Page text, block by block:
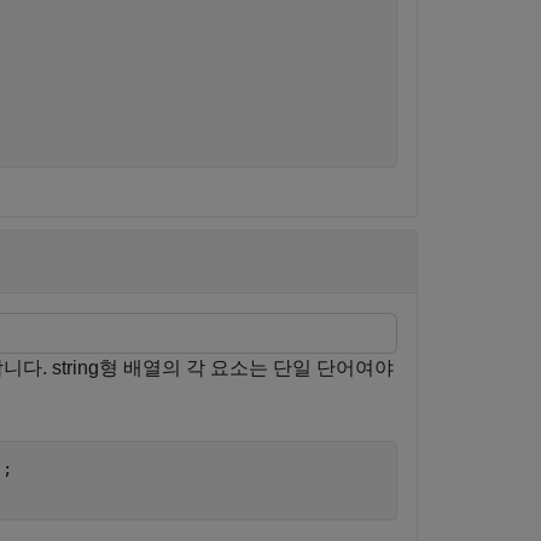
다. string형 배열의 각 요소는 단일 단어여야